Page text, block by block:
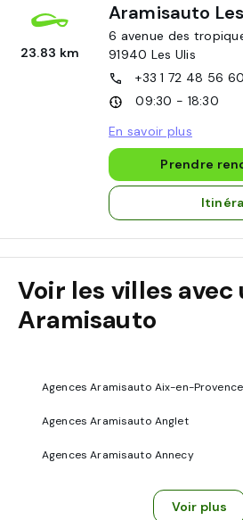
23.83 km
Aramisauto
6 avenue des
91940 Les Ulis
+33 1 72 48 56 60
09:30 - 18:30
En savoir plus
Prendre
Voir les villes avec
Aramisauto
Agences Aramisauto Aix-en-Provence
Agences Aramisauto Anglet
Agences Aramisauto Annecy
Voir plus